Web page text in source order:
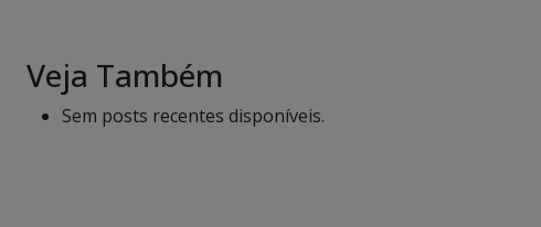
Veja Também
Sem posts recentes disponíveis.